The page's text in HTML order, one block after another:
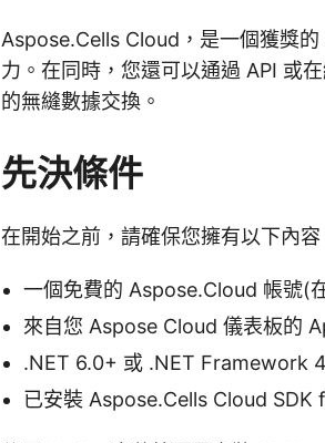
Aspose.Cells Cloud，是一個獲獎
力。在同時，您還可以通過 API 或
的無縫數據交換。
先決條件
在開始之前，請確保您擁有以下內容
一個免費的 Aspose.Cloud 帳號(
來自您 Aspose Cloud 儀表板的
.NET 6.0+ 或 .NET Framework
已安裝 Aspose.Cells Cloud SDK